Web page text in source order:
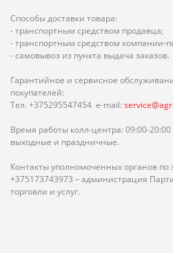
Способы доставки товара:
- транспортным средством продавца;
- транспортным средством компании-
- самовывоз из пункта выдача заказов.
Гарантийное и сервисное
покупателей:
Тел. +375295547454 e-mail:
Время работы колл-центра: 09:00-
выходные и праздничные.
Контакты уполномоченных органов по
+375173743973 – администрация
торговли и услуг.